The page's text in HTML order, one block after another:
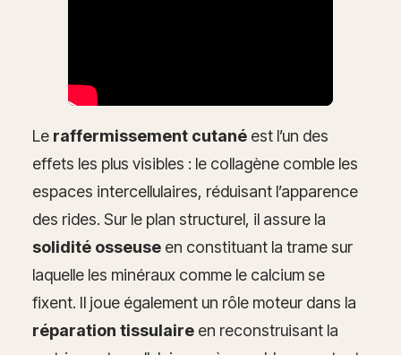
Le raffermissement cutané est l’un des
effets les plus visibles : le collagène comble les
espaces intercellulaires, réduisant l’apparence
des rides. Sur le plan structurel, il assure la
solidité osseuse en constituant la trame sur
laquelle les minéraux comme le calcium se
fixent. Il joue également un rôle moteur dans la
réparation tissulaire en reconstruisant la